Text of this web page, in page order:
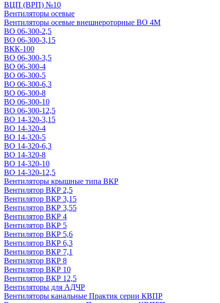
ВЦП (ВРП) №10
Вентиляторы осевые
Вентиляторы осевые внешнероторные ВО 4М
ВО 06-300-2,5
ВО 06-300-3,15
ВКК-100
ВО 06-300-3,5
ВО 06-300-4
ВО 06-300-5
ВО 06-300-6,3
ВО 06-300-8
ВО 06-300-10
ВО 06-300-12,5
ВО 14-320-3,15
ВО 14-320-4
ВО 14-320-5
ВО 14-320-6,3
ВО 14-320-8
ВО 14-320-10
ВО 14-320-12,5
Вентиляторы крышные типа ВКР
Вентилятор ВКР 2,5
Вентилятор ВКР 3,15
Вентилятор ВКР 3,55
Вентилятор ВКР 4
Вентилятор ВКР 5
Вентилятор ВКР 5,6
Вентилятор ВКР 6,3
Вентилятор ВКР 7,1
Вентилятор ВКР 8
Вентилятор ВКР 10
Вентилятор ВКР 12,5
Вентиляторы для АДЧР
Вентиляторы канальные Практик серии КВПР